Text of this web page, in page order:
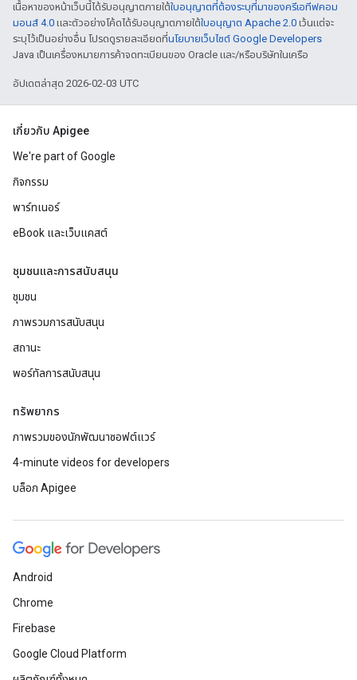
เนื้อหาของหน้าเว็บนี้ได้รับอนุญาตภายใต้ใบอนุญาตที่ต้องระบุที่มาของครีเอทีฟคอม
มอนส์ 4.0 และตัวอย่างโค้ดได้รับอนุญาตภายใต้ใบอนุญาต Apache 2.0 เว้นแต่จะ
ระบุไว้เป็นอย่างอื่น โปรดดูรายละเอียดที่นโยบายเว็บไซต์ Google Developers
Java เป็นเครื่องหมายการค้าจดทะเบียนของ Oracle และ/หรือบริษัทในเครือ
อัปเดตล่าสุด 2026-02-03 UTC
เกี่ยวกับ Apigee
We're part of Google
กิจกรรม
พาร์ทเนอร์
eBook และเว็บแคสต์
ชุมชนและการสนับสนุน
ชุมชน
ภาพรวมการสนับสนุน
สถานะ
พอร์ทัลการสนับสนุน
ทรัพยากร
ภาพรวมของนักพัฒนาซอฟต์แวร์
4-minute videos for developers
บล็อก Apigee
Android
Chrome
Firebase
Google Cloud Platform